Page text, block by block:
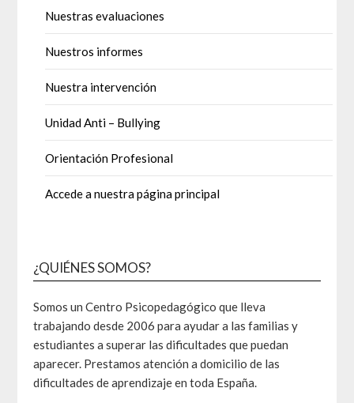
Nuestras evaluaciones
Nuestros informes
Nuestra intervención
Unidad Anti – Bullying
Orientación Profesional
Accede a nuestra página principal
¿QUIÉNES SOMOS?
Somos un Centro Psicopedagógico que lleva
trabajando desde 2006 para ayudar a las familias y
estudiantes a superar las dificultades que puedan
aparecer. Prestamos atención a domicilio de las
dificultades de aprendizaje en toda España.